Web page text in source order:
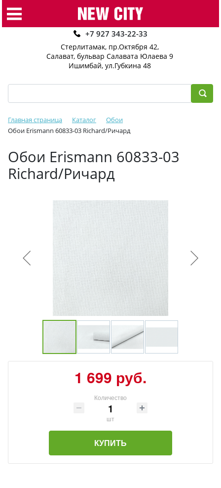
+7 927 343-22-33
Стерлитамак, пр.Октября 42,
Салават, бульвар Салавата Юлаева 9
Ишимбай, ул.Губкина 48
Главная страница Каталог
Обои
Обои Erismann 60833-03 Richard/Ричард
Обои Erismann 60833-03
Richard/Ричард
1 699 руб.
Количество
шт
КУПИТЬ